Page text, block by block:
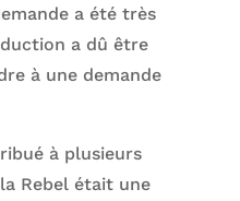
a été très
a dû être
à une demande
à plusieurs
Rebel était une